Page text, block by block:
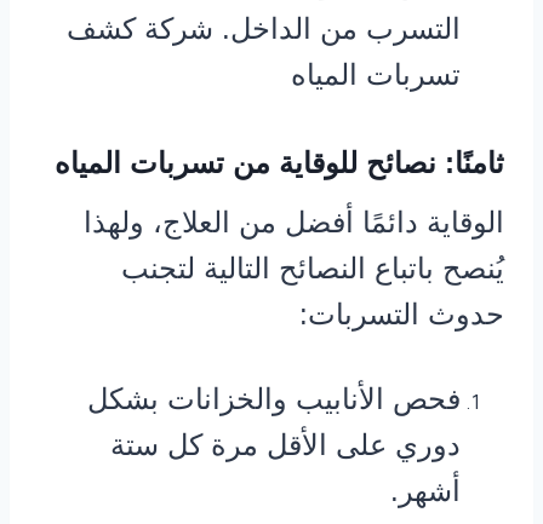
التسرب من الداخل. شركة كشف
تسربات المياه
ثامنًا: نصائح للوقاية من تسربات المياه
الوقاية دائمًا أفضل من العلاج، ولهذا
يُنصح باتباع النصائح التالية لتجنب
حدوث التسربات:
فحص الأنابيب والخزانات بشكل
دوري على الأقل مرة كل ستة
أشهر.